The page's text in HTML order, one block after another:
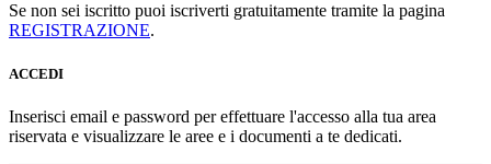
Se non sei iscritto puoi iscriverti gratuitamente tramite la pagina
REGISTRAZIONE.
ACCEDI
Inserisci email e password per effettuare l'accesso alla tua area
riservata e visualizzare le aree e i documenti a te dedicati.